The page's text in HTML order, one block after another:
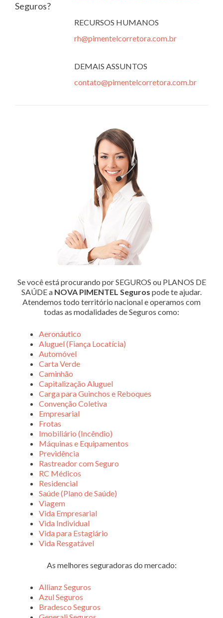
Seguros?
RECURSOS HUMANOS
rh@pimentelcorretora.com.br
DEMAIS ASSUNTOS
contato@pimentelcorretora.com.br
Se você está procurando por SEGUROS ou PLANOS DE
SAÚDE a NOVA PIMENTEL Seguros pode te ajudar.
Atendemos todo território nacional e operamos com
todas as modalidades de Seguros como:
Aeronáutico
Aluguel (Fiança Locatícia)
Automóvel
Carta Verde
Caminhão
Capitalização Aluguel
Carga para Guinchos e Reboques
Convenção Coletiva
Empresarial
Frotas
Imobiliário (Incêndio)
Máquinas e Equipamentos
Previdência
Rastreador com Seguro
RC Médicos
Residencial
Saúde (Plano de Saúde)
Viagem
Vida Empresarial
Vida Individual
Vida para Estagiário
Vida Resgatável
As melhores seguradoras do mercado:
Allianz Seguros
Azul Seguros
Bradesco Seguros